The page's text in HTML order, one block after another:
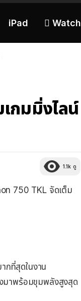
iPad  Watch
กมมิ่งไลน์
1.1k ดู
750 TKL จัดเต็ม
กที่สุดในงาน
มาพร้อมขุมพลังสูงสุด